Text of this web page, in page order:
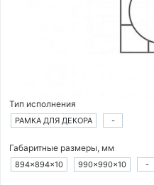
Тип исполнения
РАМКА ДЛЯ ДЕКОРА -
Габаритные размеры, мм
894×894×10 990×990×10 -